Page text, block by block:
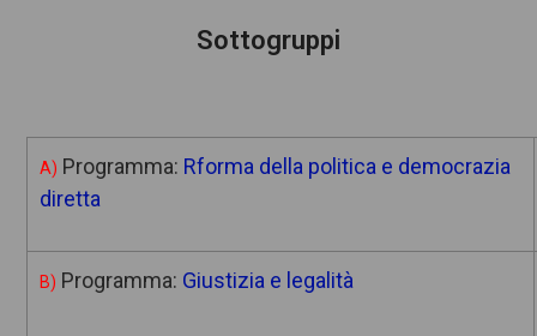
Sottogruppi
A) Programma: Rforma della politica e democrazia
diretta
B) Programma: Giustizia e legalità